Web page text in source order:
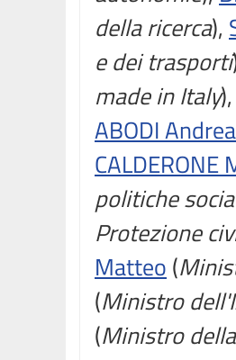
della ricerca),
e dei trasporti
made in Italy
ABODI Andrea
CALDERONE
politiche
Protezione
Matteo (
(Ministro
(Ministro